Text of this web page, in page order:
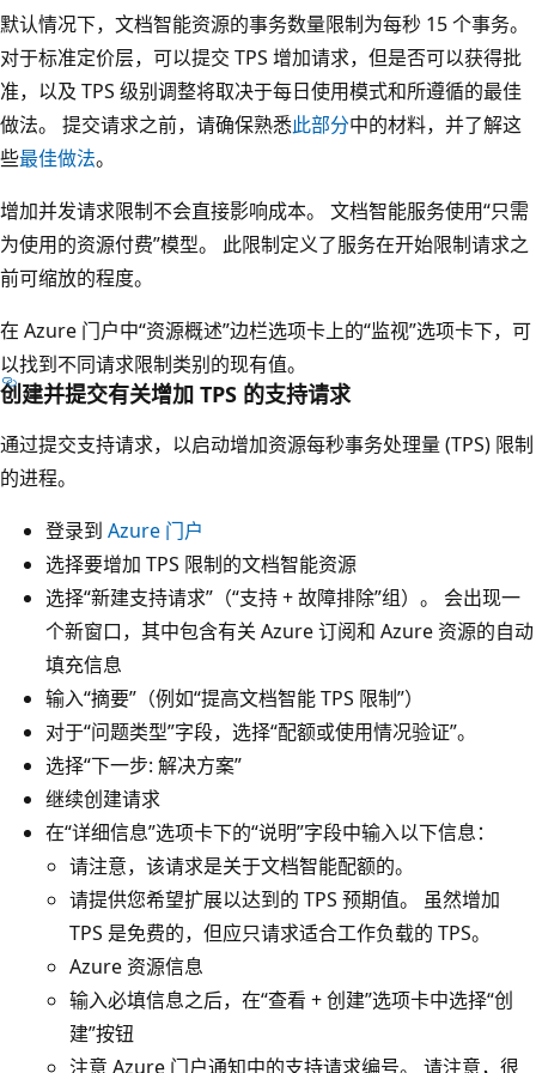
默认情况下，文档智能资源的事务数量限制为每秒 15 个事务。
对于标准定价层，可以提交 TPS 增加请求，但是否可以获得批
准，以及 TPS 级别调整将取决于每日使用模式和所遵循的最佳
做法。 提交请求之前，请确保熟悉此部分中的材料，并了解这
些最佳做法。
增加并发请求限制不会直接影响成本。 文档智能服务使用“只需
为使用的资源付费”模型。 此限制定义了服务在开始限制请求之
前可缩放的程度。
在 Azure 门户中“资源概述”边栏选项卡上的“监视”选项卡下，可
以找到不同请求限制类别的现有值。
创建并提交有关增加 TPS 的支持请求
通过提交支持请求，以启动增加资源每秒事务处理量 (TPS) 限制
的进程。
登录到 Azure 门户
选择要增加 TPS 限制的文档智能资源
选择“新建支持请求”（“支持 + 故障排除”组）。 会出现一
个新窗口，其中包含有关 Azure 订阅和 Azure 资源的自动
填充信息
输入“摘要”（例如“提高文档智能 TPS 限制”）
对于“问题类型”字段，选择“配额或使用情况验证”。
选择“下一步: 解决方案”
继续创建请求
在“详细信息”选项卡下的“说明”字段中输入以下信息：
请注意，该请求是关于文档智能配额的。
请提供您希望扩展以达到的 TPS 预期值。 虽然增加
TPS 是免费的，但应只请求适合工作负载的 TPS。
Azure 资源信息
输入必填信息之后，在“查看 + 创建”选项卡中选择“创
建”按钮
注意 Azure 门户通知中的支持请求编号。 请注意，很